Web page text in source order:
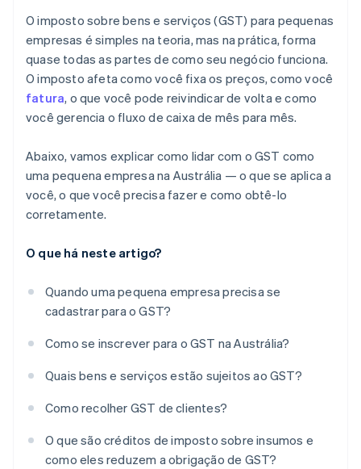
Depositar seu BAS tardiamente
Pagar seu BAS tardiamente
Manter registros insuficientes
Eludir deliberadamente as obrigações de GST
O imposto sobre bens e serviços (GST) para pequenas
empresas é simples na teoria, mas na prática, forma
quase todas as partes de como seu negócio funciona.
O imposto afeta como você fixa os preços, como você
fatura, o que você pode reivindicar de volta e como
você gerencia o fluxo de caixa de mês para mês.
Abaixo, vamos explicar como lidar com o GST como
uma pequena empresa na Austrália — o que se aplica a
você, o que você precisa fazer e como obtê-lo
corretamente.
O que há neste artigo?
Quando uma pequena empresa precisa se
cadastrar para o GST?
Como se inscrever para o GST na Austrália?
Quais bens e serviços estão sujeitos ao GST?
Como recolher GST de clientes?
O que são créditos de imposto sobre insumos e
como eles reduzem a obrigação de GST?